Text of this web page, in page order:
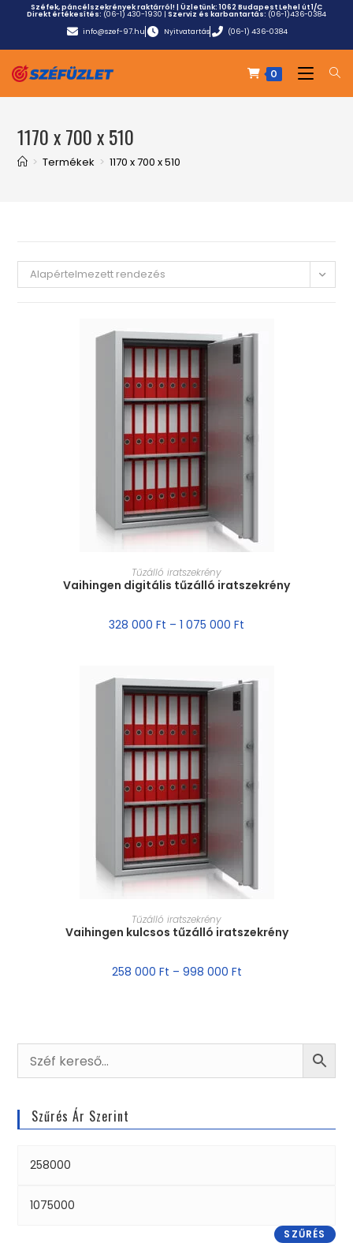
Széfek, páncélszekrények raktárról! | Üzletünk:1062 Budapest Lehel út 1/C
Direkt értékesítés: (06-1) 430-1930 | Szerviz és karbantartás: (06-1)436-0384
info@szef-97.hu
Nyitvatartás (06-1) 436-0384
0
1170 x 700 x 510
> Termékek > 1170 x 700 x 510
Alapértelmezett rendezés
MÉRET VÁLASZTÁSA
Tűzálló iratszekrény
Vaihingen digitális tűzálló iratszekrény
328 000 Ft – 1 075 000 Ft
MÉRET VÁLASZTÁSA
Tűzálló iratszekrény
Vaihingen kulcsos tűzálló iratszekrény
258 000 Ft – 998 000 Ft
Szűrés Ár Szerint
SZŰRÉS